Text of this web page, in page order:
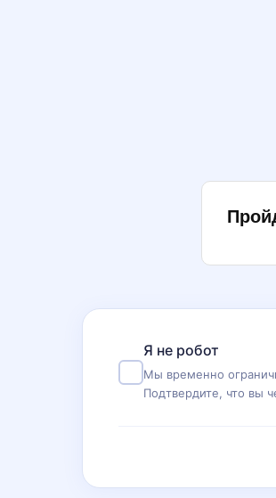
Я не робот
Мы временно
Подтвердите, что вы